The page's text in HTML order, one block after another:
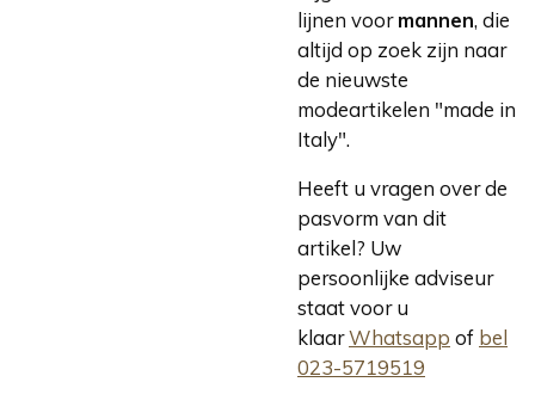
lijnen voormannen, die
altijd op zoek zijn naar
de nieuwste
modeartikelen "made in
Italy".
Heeft u vragen over de
pasvorm van dit
artikel? Uw
persoonlijke adviseur
staat voor u
klaarWhatsapp of bel
023-5719519